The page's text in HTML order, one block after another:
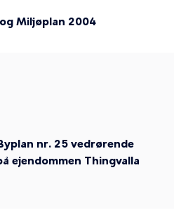
Miljøplan 2004
nr. 25 vedrørende
ejendommen Thingvalla